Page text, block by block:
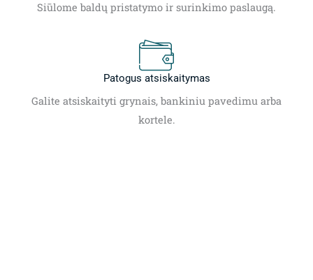
Siūlome baldų pristatymo ir surinkimo paslaugą.
Patogus atsiskaitymas
Galite atsiskaityti grynais, bankiniu pavedimu arba
kortele.